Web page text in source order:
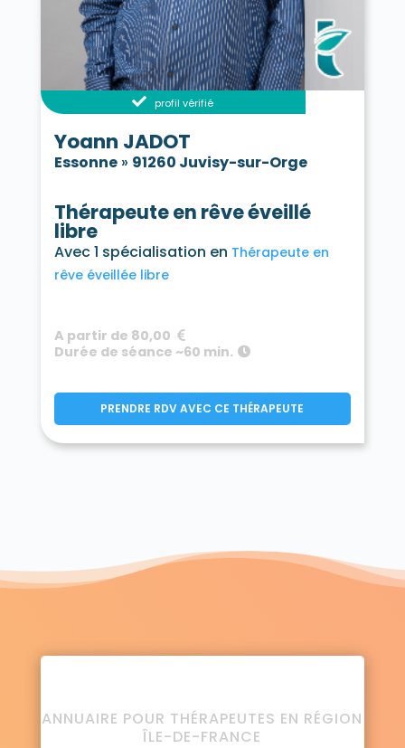
profil vérifié
Yoann JADOT
Essonne» 91260 Juvisy-sur-Orge
Thérapeute en rêve éveillé
libre
Avec 1 spécialisation en Thérapeute en
rêve éveillée libre
A partir de 80,00
Durée de séance ~60 min.
PRENDRE RDV AVEC CE THÉRAPEUTE
ANNUAIRE POUR THÉRAPEUTES EN RÉGION
ÎLE-DE-FRANCE